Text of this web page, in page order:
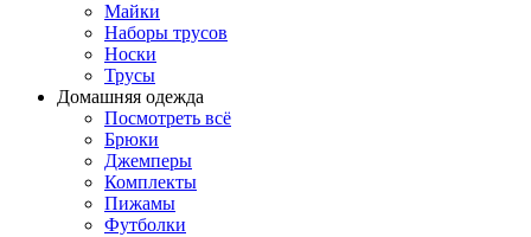
Майки
Наборы трусов
Носки
Трусы
Домашняя одежда
Посмотреть всё
Брюки
Джемперы
Комплекты
Пижамы
Футболки